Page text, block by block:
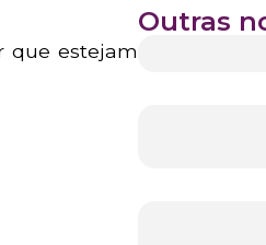
que estejam
Outras